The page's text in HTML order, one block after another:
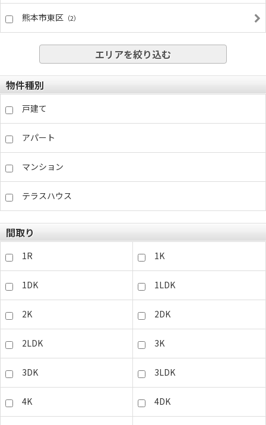
熊本市東区 （2）
エリアを絞り込む
物件種別
戸建て
アパート
マンション
テラスハウス
間取り
1R 1K
1DK 1LDK
2K 2DK
2LDK 3K
3DK 3LDK
4K 4DK